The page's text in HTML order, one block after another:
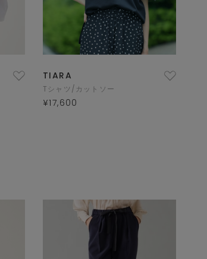
TIARA
Tシャツ/カットソー
¥17,600